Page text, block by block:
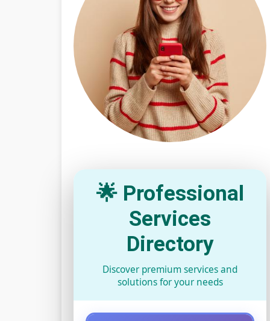
🌟 Professional
Services
Directory
Discover premium services and
solutions for your needs